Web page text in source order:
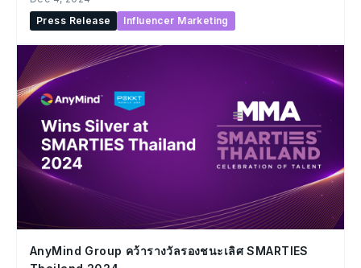
ประเทศไทย
Press Release
Influencer Marketing
AnyMind Group คว้ารางวัลรองชนะเลิศ SMARTIES